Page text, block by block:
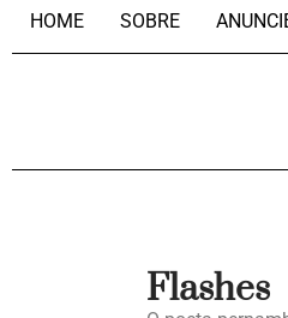
HOME SOBRE
Flashes